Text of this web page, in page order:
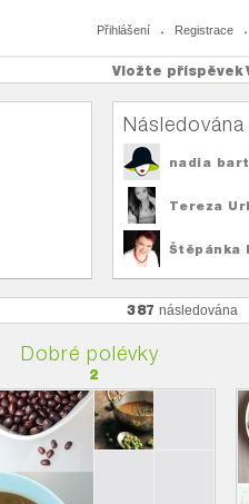
Přihlášení Registrace
Vložte příspěvek
Následována
nadia
Tereza
Štěpánka
387 následována
Dobré polévky
2